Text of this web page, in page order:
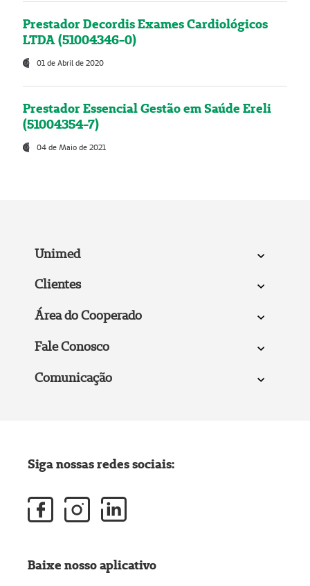
Prestador Decordis Exames Cardiológicos
LTDA (51004346-0)
01 de Abril de 2020
Prestador Essencial Gestão em Saúde Ereli
(51004354-7)
04 de Maio de 2021
Unimed
Clientes
Área do Cooperado
Fale Conosco
Comunicação
Siga nossas redes sociais:
Baixe nosso aplicativo